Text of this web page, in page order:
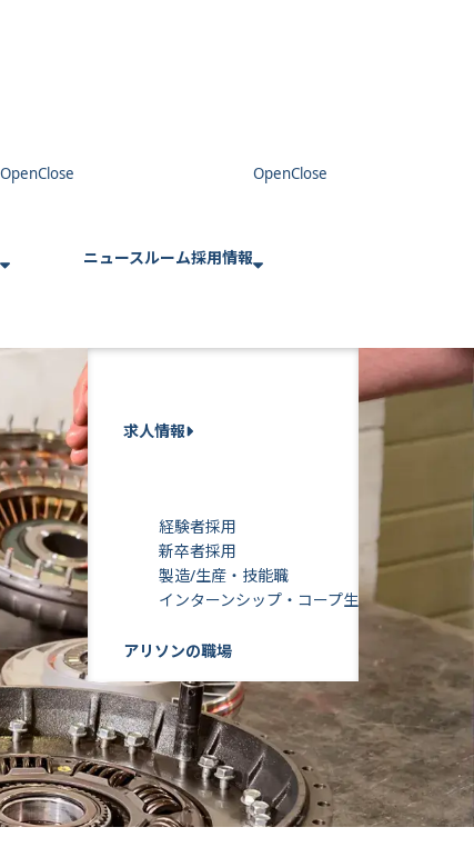
ニュースルーム採用情報
求人情報
経験者採用
新卒者採用
製造/生産・技能職
インターンシップ・コープ生
アリソンの職場